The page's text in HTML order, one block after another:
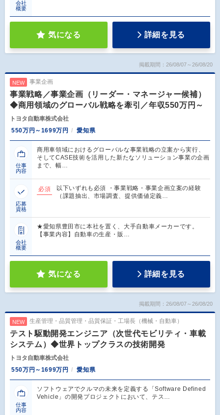
会社
概要
気になる 詳細を見る
掲載期間：26/08/07～26/08/20
NEW 事業企画
事業戦略／事業企画（リーダー・マネージャー候補）
◆商用領域のグローバル戦略を牽引／年収550万円～
トヨタ自動車株式会社
550万円～1699万円
愛知県
仕事
内容
商用車領域におけるグローバルな事業戦略の立案から実行、
そしてCASE技術を活用した新たなソリューション事業の企画
まで、幅…
応募
資格
必須
以下いずれも必須 ・事業戦略・事業企画立案の経験
（課題抽出、市場調査、提供価値定義…
会社
概要
★愛知県豊田市に本社を置く、大手自動車メーカーです。
【事業内容】自動車の生産・販…
気になる 詳細を見る
掲載期間：26/08/07～26/08/20
NEW 生産管理・品質管理・品質保証・工場長（機械・自動車）
テスト駆動開発エンジニア（次世代モビリティ・車載
システム）◆世界トップクラスの技術開発
トヨタ自動車株式会社
550万円～1699万円
愛知県
仕事
内容
ソフトウェアでクルマの未来を定義する「Software Defined
Vehicle」の開発プロジェクトにおいて、テス…